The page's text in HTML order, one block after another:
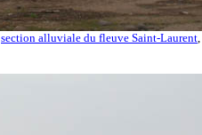
section alluviale du fleuve Saint-Laurent